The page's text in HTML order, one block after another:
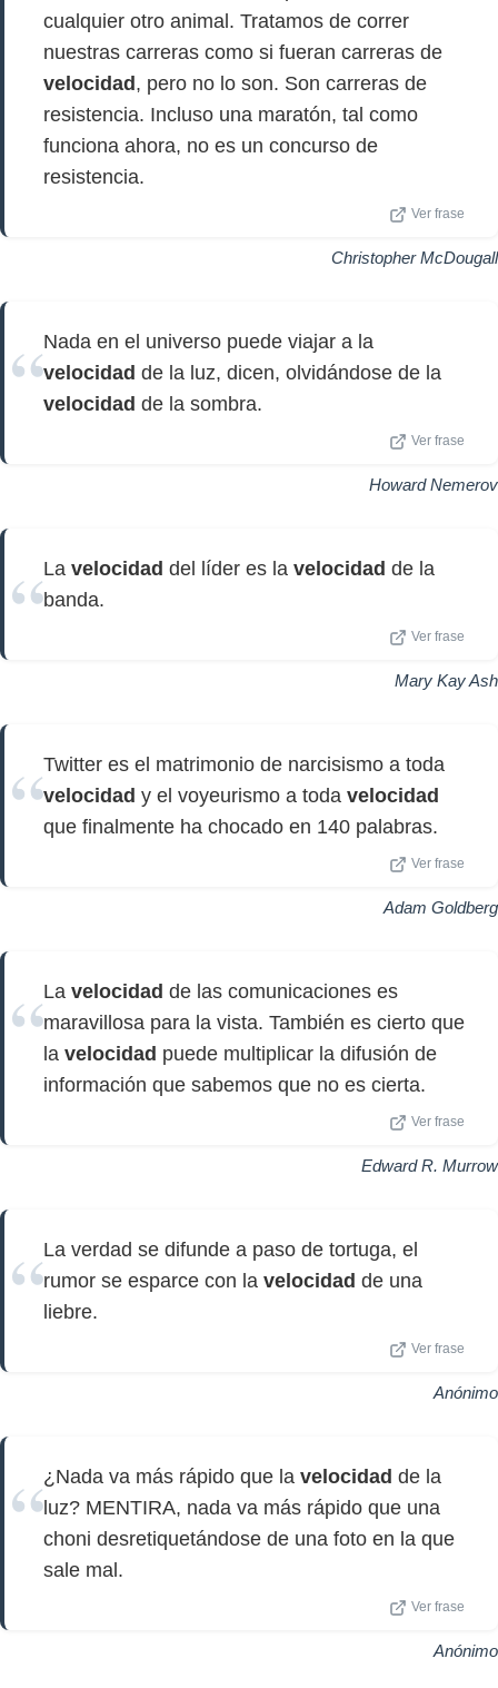
cualquier otro animal. Tratamos de correr
nuestras carreras como si fueran carreras de
velocidad , pero no lo son. Son carreras de
resistencia. Incluso una maratón, tal como
funciona ahora, no es un concurso de
resistencia.
Ver frase
Christopher McDougall
Nada en el universo puede viajar a la
velocidad de la luz, dicen, olvidándose de la
velocidad de la sombra.
Ver frase
Howard Nemerov
La velocidad del líder es la velocidad de la
banda.
Ver frase
Mary Kay Ash
Twitter es el matrimonio de narcisismo a toda
velocidad y el voyeurismo a toda velocidad
que finalmente ha chocado en 140 palabras.
Ver frase
Adam Goldberg
La velocidad de las comunicaciones es
maravillosa para la vista. También es cierto que
la velocidad puede multiplicar la difusión de
información que sabemos que no es cierta.
Ver frase
Edward R. Murrow
La verdad se difunde a paso de tortuga, el
rumor se esparce con la velocidad de una
liebre.
Ver frase
Anónimo
¿Nada va más rápido que la velocidad de la
luz? MENTIRA, nada va más rápido que una
choni desretiquetándose de una foto en la que
sale mal.
Ver frase
Anónimo